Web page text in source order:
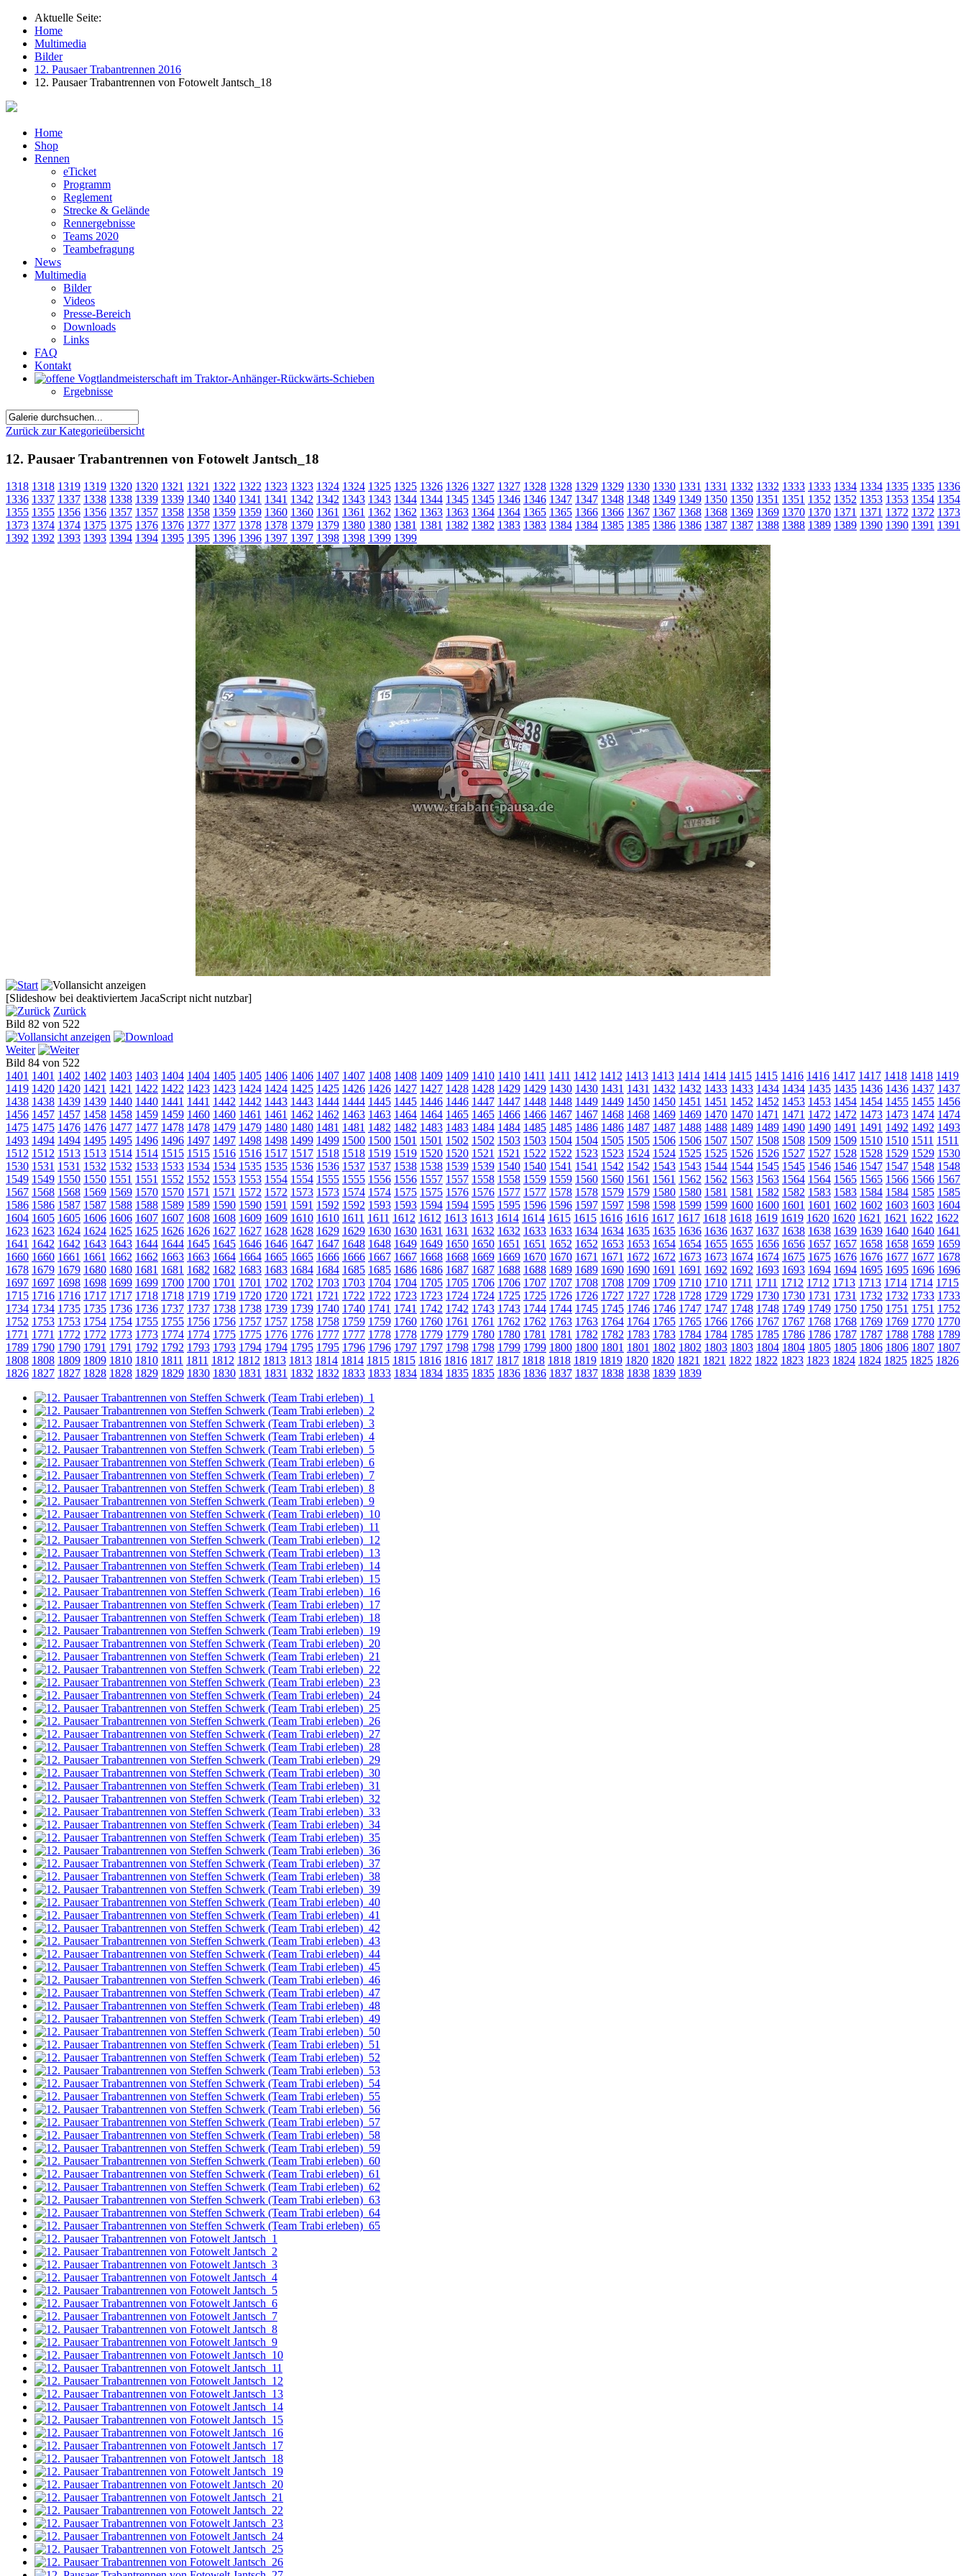
Aktuelle Seite:
Home
Multimedia
Bilder
12. Pausaer Trabantrennen 2016
12. Pausaer Trabantrennen von Fotowelt Jantsch_18
Home
Shop
Rennen
eTicket
Programm
Reglement
Strecke & Gelände
Rennergebnisse
Teams 2020
Teambefragung
News
Multimedia
Bilder
Videos
Presse-Bereich
Downloads
Links
FAQ
Kontakt
Ergebnisse
Zurück zur Kategorieübersicht
12. Pausaer Trabantrennen von Fotowelt Jantsch_18
1318 1318 1319 1319 1320 1320 1321 1321 1322 1322 1323 1323 1324 1324 1325 1325 1326 1326 1327 1327 1328 1328 1329 1329 1330 1330 1331 1331 1332 1332 1333 1333 1334 1334 1335 1335 1336
1336 1337 1337 1338 1338 1339 1339 1340 1340 1341 1341 1342 1342 1343 1343 1344 1344 1345 1345 1346 1346 1347 1347 1348 1348 1349 1349 1350 1350 1351 1351 1352 1352 1353 1353 1354 1354
1355 1355 1356 1356 1357 1357 1358 1358 1359 1359 1360 1360 1361 1361 1362 1362 1363 1363 1364 1364 1365 1365 1366 1366 1367 1367 1368 1368 1369 1369 1370 1370 1371 1371 1372 1372 1373
1373 1374 1374 1375 1375 1376 1376 1377 1377 1378 1378 1379 1379 1380 1380 1381 1381 1382 1382 1383 1383 1384 1384 1385 1385 1386 1386 1387 1387 1388 1388 1389 1389 1390 1390 1391 1391
1392 1392 1393 1393 1394 1394 1395 1395 1396 1396 1397 1397 1398 1398 1399 1399
[Slideshow bei deaktiviertem JacaScript nicht nutzbar]
Zurück
Bild 82 von 522
Weiter
Bild 84 von 522
1401 1401 1402 1402 1403 1403 1404 1404 1405 1405 1406 1406 1407 1407 1408 1408 1409 1409 1410 1410 1411 1411 1412 1412 1413 1413 1414 1414 1415 1415 1416 1416 1417 1417 1418 1418 1419
1419 1420 1420 1421 1421 1422 1422 1423 1423 1424 1424 1425 1425 1426 1426 1427 1427 1428 1428 1429 1429 1430 1430 1431 1431 1432 1432 1433 1433 1434 1434 1435 1435 1436 1436 1437 1437
1438 1438 1439 1439 1440 1440 1441 1441 1442 1442 1443 1443 1444 1444 1445 1445 1446 1446 1447 1447 1448 1448 1449 1449 1450 1450 1451 1451 1452 1452 1453 1453 1454 1454 1455 1455 1456
1456 1457 1457 1458 1458 1459 1459 1460 1460 1461 1461 1462 1462 1463 1463 1464 1464 1465 1465 1466 1466 1467 1467 1468 1468 1469 1469 1470 1470 1471 1471 1472 1472 1473 1473 1474 1474
1475 1475 1476 1476 1477 1477 1478 1478 1479 1479 1480 1480 1481 1481 1482 1482 1483 1483 1484 1484 1485 1485 1486 1486 1487 1487 1488 1488 1489 1489 1490 1490 1491 1491 1492 1492 1493
1493 1494 1494 1495 1495 1496 1496 1497 1497 1498 1498 1499 1499 1500 1500 1501 1501 1502 1502 1503 1503 1504 1504 1505 1505 1506 1506 1507 1507 1508 1508 1509 1509 1510 1510 1511 1511
1512 1512 1513 1513 1514 1514 1515 1515 1516 1516 1517 1517 1518 1518 1519 1519 1520 1520 1521 1521 1522 1522 1523 1523 1524 1524 1525 1525 1526 1526 1527 1527 1528 1528 1529 1529 1530
1530 1531 1531 1532 1532 1533 1533 1534 1534 1535 1535 1536 1536 1537 1537 1538 1538 1539 1539 1540 1540 1541 1541 1542 1542 1543 1543 1544 1544 1545 1545 1546 1546 1547 1547 1548 1548
1549 1549 1550 1550 1551 1551 1552 1552 1553 1553 1554 1554 1555 1555 1556 1556 1557 1557 1558 1558 1559 1559 1560 1560 1561 1561 1562 1562 1563 1563 1564 1564 1565 1565 1566 1566 1567
1567 1568 1568 1569 1569 1570 1570 1571 1571 1572 1572 1573 1573 1574 1574 1575 1575 1576 1576 1577 1577 1578 1578 1579 1579 1580 1580 1581 1581 1582 1582 1583 1583 1584 1584 1585 1585
1586 1586 1587 1587 1588 1588 1589 1589 1590 1590 1591 1591 1592 1592 1593 1593 1594 1594 1595 1595 1596 1596 1597 1597 1598 1598 1599 1599 1600 1600 1601 1601 1602 1602 1603 1603 1604
1604 1605 1605 1606 1606 1607 1607 1608 1608 1609 1609 1610 1610 1611 1611 1612 1612 1613 1613 1614 1614 1615 1615 1616 1616 1617 1617 1618 1618 1619 1619 1620 1620 1621 1621 1622 1622
1623 1623 1624 1624 1625 1625 1626 1626 1627 1627 1628 1628 1629 1629 1630 1630 1631 1631 1632 1632 1633 1633 1634 1634 1635 1635 1636 1636 1637 1637 1638 1638 1639 1639 1640 1640 1641
1641 1642 1642 1643 1643 1644 1644 1645 1645 1646 1646 1647 1647 1648 1648 1649 1649 1650 1650 1651 1651 1652 1652 1653 1653 1654 1654 1655 1655 1656 1656 1657 1657 1658 1658 1659 1659
1660 1660 1661 1661 1662 1662 1663 1663 1664 1664 1665 1665 1666 1666 1667 1667 1668 1668 1669 1669 1670 1670 1671 1671 1672 1672 1673 1673 1674 1674 1675 1675 1676 1676 1677 1677 1678
1678 1679 1679 1680 1680 1681 1681 1682 1682 1683 1683 1684 1684 1685 1685 1686 1686 1687 1687 1688 1688 1689 1689 1690 1690 1691 1691 1692 1692 1693 1693 1694 1694 1695 1695 1696 1696
1697 1697 1698 1698 1699 1699 1700 1700 1701 1701 1702 1702 1703 1703 1704 1704 1705 1705 1706 1706 1707 1707 1708 1708 1709 1709 1710 1710 1711 1711 1712 1712 1713 1713 1714 1714 1715
1715 1716 1716 1717 1717 1718 1718 1719 1719 1720 1720 1721 1721 1722 1722 1723 1723 1724 1724 1725 1725 1726 1726 1727 1727 1728 1728 1729 1729 1730 1730 1731 1731 1732 1732 1733 1733
1734 1734 1735 1735 1736 1736 1737 1737 1738 1738 1739 1739 1740 1740 1741 1741 1742 1742 1743 1743 1744 1744 1745 1745 1746 1746 1747 1747 1748 1748 1749 1749 1750 1750 1751 1751 1752
1752 1753 1753 1754 1754 1755 1755 1756 1756 1757 1757 1758 1758 1759 1759 1760 1760 1761 1761 1762 1762 1763 1763 1764 1764 1765 1765 1766 1766 1767 1767 1768 1768 1769 1769 1770 1770
1771 1771 1772 1772 1773 1773 1774 1774 1775 1775 1776 1776 1777 1777 1778 1778 1779 1779 1780 1780 1781 1781 1782 1782 1783 1783 1784 1784 1785 1785 1786 1786 1787 1787 1788 1788 1789
1789 1790 1790 1791 1791 1792 1792 1793 1793 1794 1794 1795 1795 1796 1796 1797 1797 1798 1798 1799 1799 1800 1800 1801 1801 1802 1802 1803 1803 1804 1804 1805 1805 1806 1806 1807 1807
1808 1808 1809 1809 1810 1810 1811 1811 1812 1812 1813 1813 1814 1814 1815 1815 1816 1816 1817 1817 1818 1818 1819 1819 1820 1820 1821 1821 1822 1822 1823 1823 1824 1824 1825 1825 1826
1826 1827 1827 1828 1828 1829 1829 1830 1830 1831 1831 1832 1832 1833 1833 1834 1834 1835 1835 1836 1836 1837 1837 1838 1838 1839 1839